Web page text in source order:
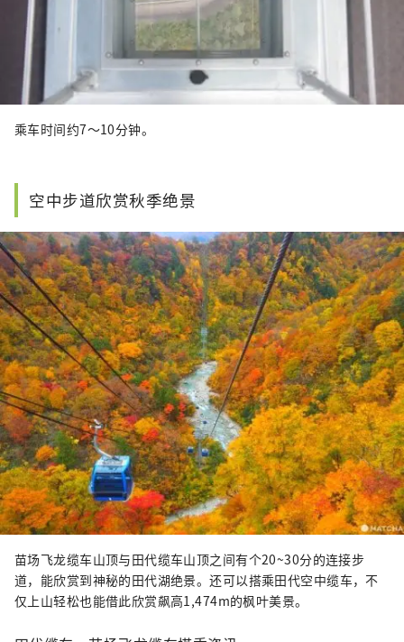
乘车时间约7～10分钟。
空中步道欣赏秋季绝景
苗场飞龙缆车山顶与田代缆车山顶之间有个20~30分的连接步
道，能欣赏到神秘的田代湖绝景。还可以搭乘田代空中缆车，不
仅上山轻松也能借此欣赏飙高1,474m的枫叶美景。